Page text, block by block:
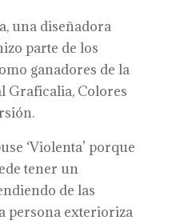
una diseñadora
parte de los
ganadores de la
Graficalia, Colores
‘Violenta’ porque
tener un
de las
persona exterioriza